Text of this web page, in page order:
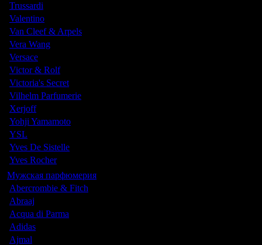
Trussardi
Valentino
Van Cleef & Arpels
Vera Wang
Versace
Victor & Rolf
Victoria's Secret
Vilhelm Parfumerie
Xerjoff
Yohji Yamamoto
YSL
Yves De Sistelle
Yves Rocher
Мужская парфюмерия
Abercrombie & Fitch
Abraaj
Acqua di Parma
Adidas
Ajmal